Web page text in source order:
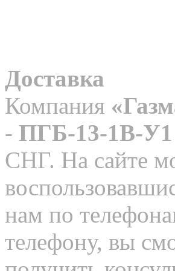
Доставка
Компания
- ПГБ-13-1В-У1
СНГ. На сайте
нам по
телефону, вы